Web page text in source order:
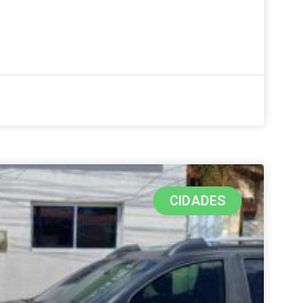
CIDADES